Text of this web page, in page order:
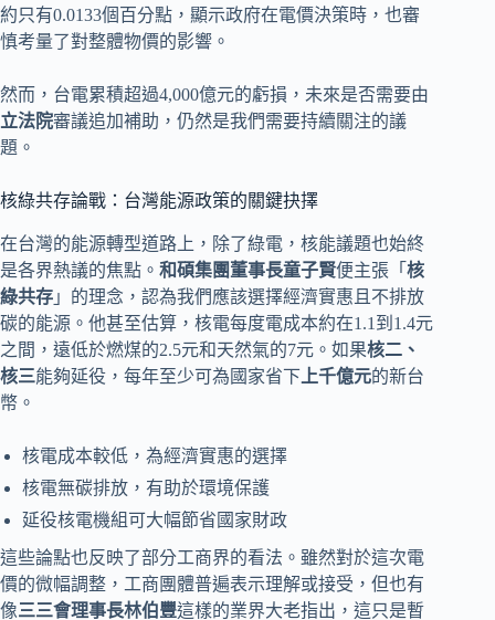
約只有0.0133個百分點，顯示政府在電價決策時，也審
慎考量了對整體物價的影響。
然而，台電累積超過4,000億元的虧損，未來是否需要由
立法院審議追加補助，仍然是我們需要持續關注的議
題。
核綠共存論戰：台灣能源政策的關鍵抉擇
在台灣的能源轉型道路上，除了綠電，核能議題也始終
是各界熱議的焦點。 和碩集團董事長童子賢便主張「 核
綠共存 」的理念，認為我們應該選擇經濟實惠且不排放
碳的能源。他甚至估算，核電每度電成本約在1.1到1.4元
之間，遠低於燃煤的2.5元和天然氣的7元。如果核二、
核三能夠延役，每年至少可為國家省下 上千億元的新台
幣。
核電成本較低，為經濟實惠的選擇
核電無碳排放，有助於環境保護
延役核電機組可大幅節省國家財政
這些論點也反映了部分工商界的看法。雖然對於這次電
價的微幅調整，工商團體普遍表示理解或接受，但也有
像三三會理事長林伯豐這樣的業界大老指出，這只是暫